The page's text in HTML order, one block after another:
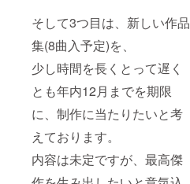
そして3つ目は、新しい作品
集(8曲入予定)を、
少し時間を長くとって遅く
とも年内12月までを期限
に、制作に当たりたいと考
えております。
内容は未定ですが、最高傑